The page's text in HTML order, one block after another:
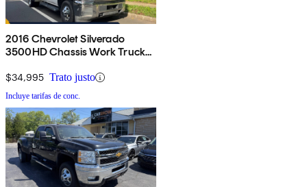
2016 Chevrolet Silverado
3500HD Chassis Work Truck
$34,995 Trato justo
Incluye tarifas de conc.